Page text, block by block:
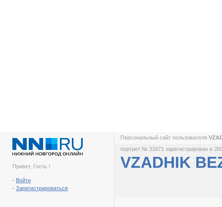
Привет, Гость !
- Войти
- Зарегистрироваться
Персональный сайт пользователя
портрет № 31671 зарегистрирован в
VZADHIK